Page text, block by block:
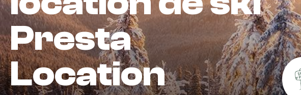
Presta
Location